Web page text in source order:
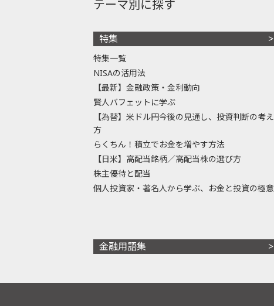
テーマ別に探す
特集
特集一覧
NISAの活用法
【最新】金融政策・金利動向
賢人バフェットに学ぶ
【為替】米ドル円今後の見通し、投資判断の考え
方
らくちん！積立でお金を増やす方法
【日米】高配当銘柄／高配当株の選び方
株主優待と配当
個人投資家・著名人から学ぶ、お金と投資の極意
金融用語集